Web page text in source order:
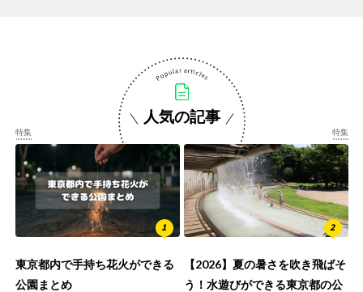
人気の記事
特集
東京都内で手持ち花火ができる
公園まとめ
特集
【2026】夏の暑さを吹き飛ばそ
う！水遊びができる東京都の公